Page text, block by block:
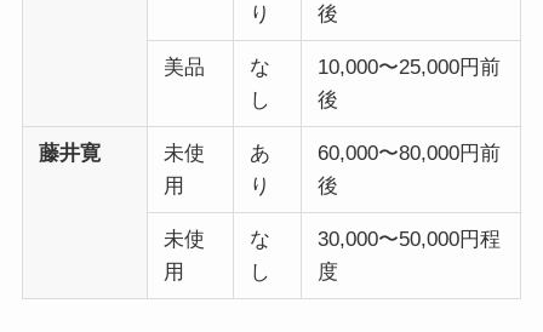
り
後
美品
な
し
10,000〜25,000円前
後
藤井寛
未使
用
あ
り
60,000〜80,000円前
後
未使
用
な
し
30,000〜50,000円程
度